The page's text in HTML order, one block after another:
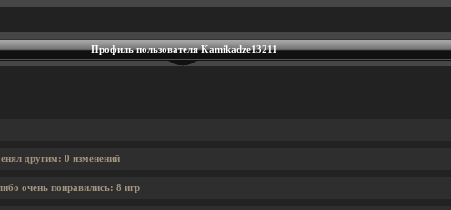
Профиль пользователя Kamikadze13211
другим: 0 изменений
очень понравились: 8 игр